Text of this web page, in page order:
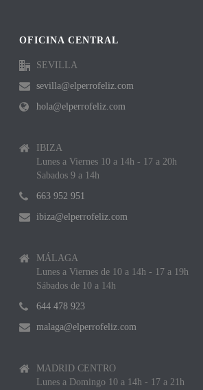
OFICINA CENTRAL
SEVILLA
sevilla@elperrofeliz.com
hola@elperrofeliz.com
IBIZA
Lunes a Viernes 10 a 14h - 17 a 20h
Sabados 9 a 14h
663 952 951
ibiza@elperrofeliz.com
MÁLAGA
Lunes a Viernes de 10 a 14h - 17 a 19h
Sábados de 10 a 14h
644 478 923
malaga@elperrofeliz.com
MADRID CENTRO
Lunes a Domingo 10 a 14h - 17 a 21h